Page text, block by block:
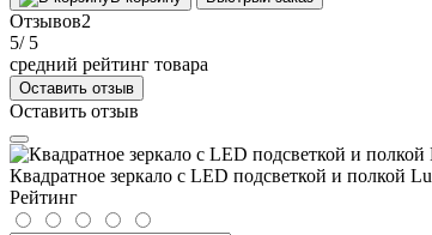
Отзывов2
5/ 5
средний рейтинг товара
Оставить отзыв
Оставить отзыв
Квадратное зеркало с LED подсветкой и полкой
Рейтинг